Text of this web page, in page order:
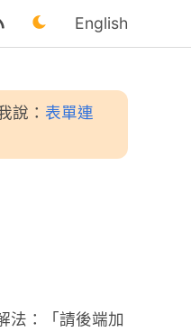
English
說： 表單連
法：「請後端加